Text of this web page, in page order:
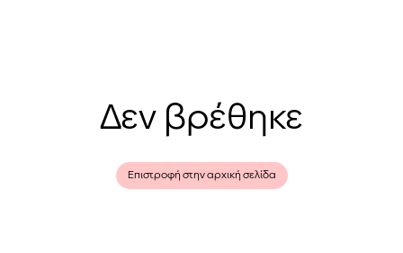
Δεν βρέθηκε
Επιστροφή στην αρχική σελίδα